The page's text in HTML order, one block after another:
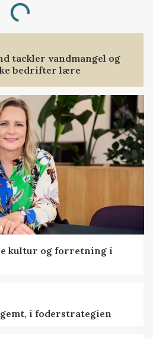
Loading...
tackler vandmangel og
bedrifter lære
kultur og forretning i
i foderstrategien